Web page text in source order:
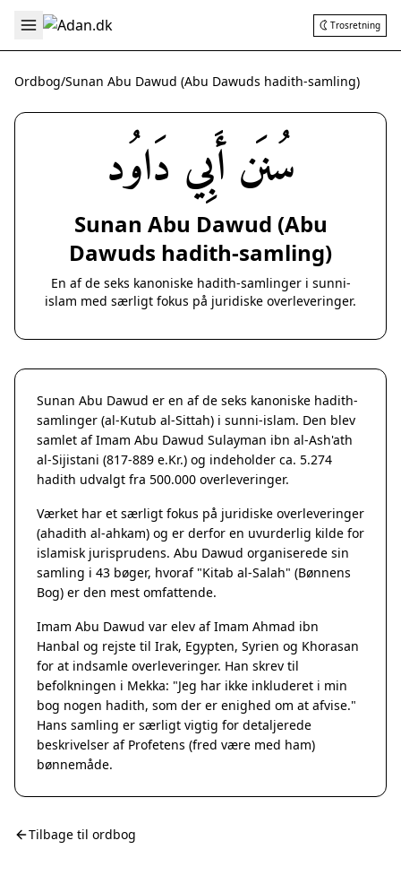
Trosretning
Ordbog/Sunan Abu Dawud (Abu Dawuds hadith-samling)
سُنَن أَبِي دَاوُد
Sunan Abu Dawud (Abu
Dawuds hadith-samling)
En af de seks kanoniske hadith-samlinger i sunni-
islam med særligt fokus på juridiske overleveringer.
Sunan Abu Dawud er en af de seks kanoniske hadith-
samlinger (al-Kutub al-Sittah) i sunni-islam. Den blev
samlet af Imam Abu Dawud Sulayman ibn al-Ash'ath
al-Sijistani (817-889 e.Kr.) og indeholder ca. 5.274
hadith udvalgt fra 500.000 overleveringer.
Værket har et særligt fokus på juridiske overleveringer
(ahadith al-ahkam) og er derfor en uvurderlig kilde for
islamisk jurisprudens. Abu Dawud organiserede sin
samling i 43 bøger, hvoraf "Kitab al-Salah" (Bønnens
Bog) er den mest omfattende.
Imam Abu Dawud var elev af Imam Ahmad ibn
Hanbal og rejste til Irak, Egypten, Syrien og Khorasan
for at indsamle overleveringer. Han skrev til
befolkningen i Mekka: "Jeg har ikke inkluderet i min
bog nogen hadith, som der er enighed om at afvise."
Hans samling er særligt vigtig for detaljerede
beskrivelser af Profetens (fred være med ham)
bønnemåde.
Tilbage til ordbog